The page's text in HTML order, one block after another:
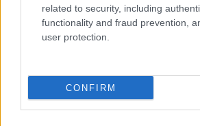
related to security, including
functionality and fraud prevention,
user protection.
CONFIRM
ΠΕΡΙΣΣΟΤΕΡΑ ΑΠΟ ΤΟΝ ΔΗΜΙΟΥΡΓΟ
DigiCar: Leasing με
περιβαλλοντικό